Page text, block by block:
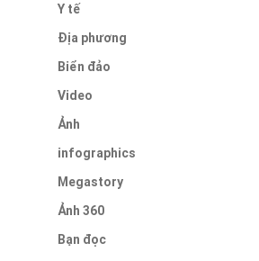
Y tế
Địa phương
Biển đảo
Video
Ảnh
infographics
Megastory
Ảnh 360
Bạn đọc